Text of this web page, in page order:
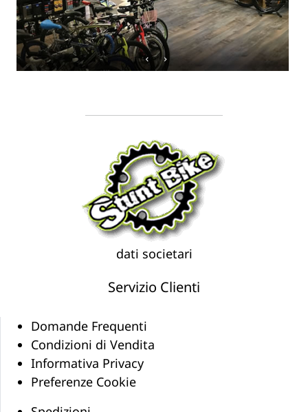
dati societari
Servizio Clienti
Domande Frequenti
Condizioni di Vendita
Informativa Privacy
Preferenze Cookie